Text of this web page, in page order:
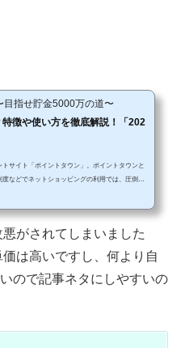
目指せ貯金5000万の道〜
徴や使い方を徹底解説！「202
トサイト「ポイントタウン」。ポイントタウンと
などでネットショッピングの利用では、圧倒的
イントタウンとは？特徴や使い方を詳しく解
紹介していきます。ポイントタウンに興味のあ
がされてしまいました
は高いですし、何より自
ので記事ネタにしやすいの